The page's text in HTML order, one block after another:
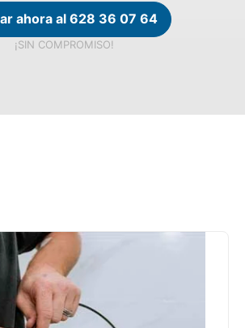
ahora al 628 36 07 64
¡SIN COMPROMISO!